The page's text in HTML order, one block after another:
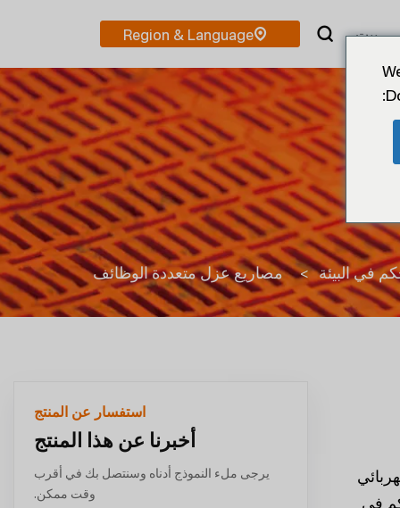
بيت
في البيئة > مصاريع عزل متعددة الوظائف
في
استفسار عن المنتج
أخبرنا عن هذا المنتج
يرجى ملء النموذج أدناه وسنتصل بك في أقرب
وقت ممكن.